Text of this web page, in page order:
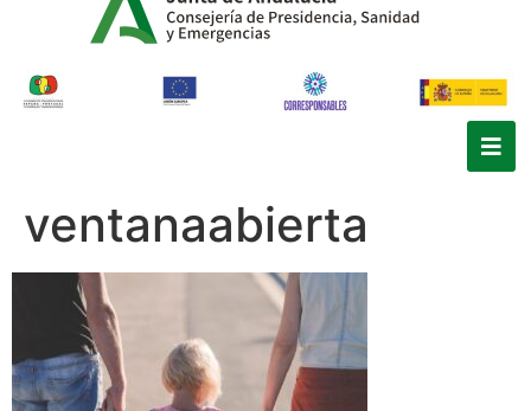
ventanaabierta